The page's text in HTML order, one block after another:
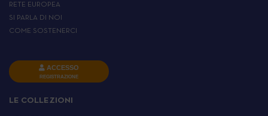
RETE EUROPEA
SI PARLA DI NOI
COME SOSTENERCI
ACCESSO
REGISTRAZIONE
LE COLLEZIONI